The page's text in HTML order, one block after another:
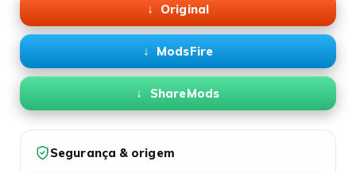
Original
ModsFire
ShareMods
Segurança & origem